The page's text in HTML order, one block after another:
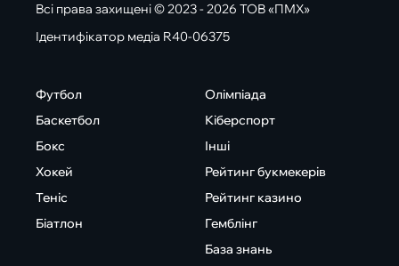
Всі права захищені © 2023 - 2026 ТОВ «ПМХ»
Ідентифікатор медіа R40-06375
Футбол
Баскетбол
Бокс
Хокей
Теніс
Біатлон
Олімпіада
Кіберспорт
Інші
Рейтинг букмекерів
Рейтинг казино
Гемблінг
База знань